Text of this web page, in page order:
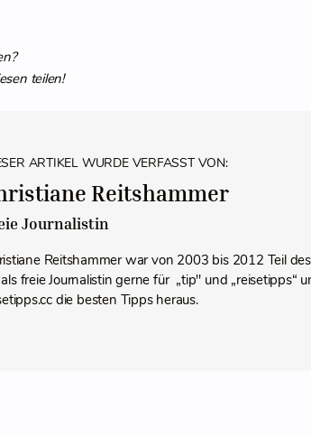
teilen!
ARTIKEL WURDE VERFASST VON:
Reitshammer
Journalistin
Reitshammer war von 2003 bis 2012 Teil
freie Journalistin gerne für „tip" und „reisetipps“
die besten Tipps heraus.